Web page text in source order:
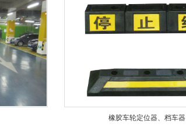
橡胶车轮定位器、档车器